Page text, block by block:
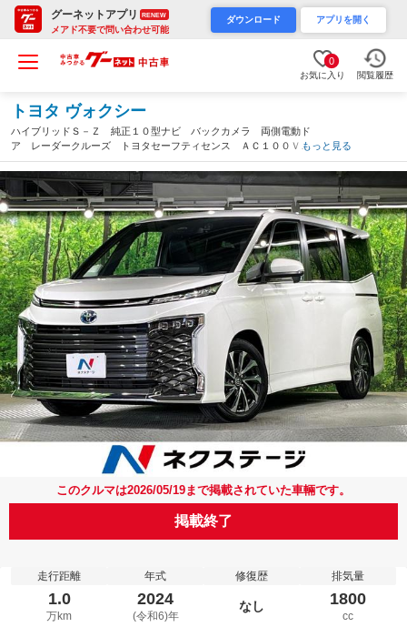
グーネットアプリ RENEW
メアド不要で問い合わせ可能
ダウンロード アプリを開く
0
お気に入り 閲覧履歴
トヨタ ヴォクシー
ハイブリッドＳ－Ｚ 純正１０型ナビ バックカメラ 両側電動ド
ア レーダークルーズ トヨタセーフティセンス ＡＣ１００Ｖ／
１５００Ｗ ドラレコ ＥＴＣ Ｂｌｕｅｔｏｏｔｈ接続 電動リ
アゲート クリアランスソナー ドラレコ（大阪府）
もっと見る
このクルマは2026/05/19まで掲載されていた車輛です。
掲載終了
走行距離
1.0
万km
年式
2024
(令和6)年
修復歴
なし
排気量
1800
cc